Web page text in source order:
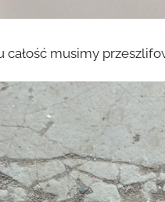
całość musimy